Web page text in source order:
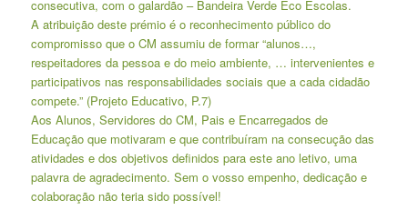
consecutiva, com o galardão – Bandeira Verde Eco Escolas.
A atribuição deste prémio é o reconhecimento público do
compromisso que o CM assumiu de formar “alunos…,
respeitadores da pessoa e do meio ambiente, … intervenientes e
participativos nas responsabilidades sociais que a cada cidadão
compete.” (Projeto Educativo, P.7)
Aos Alunos, Servidores do CM, Pais e Encarregados de
Educação que motivaram e que contribuíram na consecução das
atividades e dos objetivos definidos para este ano letivo, uma
palavra de agradecimento. Sem o vosso empenho, dedicação e
colaboração não teria sido possível!